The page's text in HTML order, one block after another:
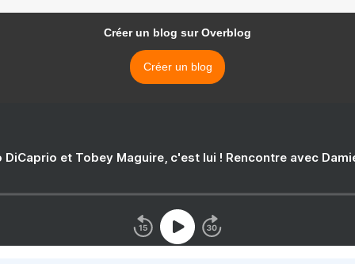
Créer un blog sur Overblog
Créer un blog
DiCaprio et Tobey Maguire, c'est lui ! Rencontre avec